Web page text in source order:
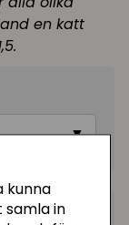
kunna
in
en katt
▼